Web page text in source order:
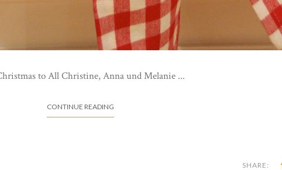
to All Christine, Anna und Melanie ...
CONTINUE READING
SHARE: